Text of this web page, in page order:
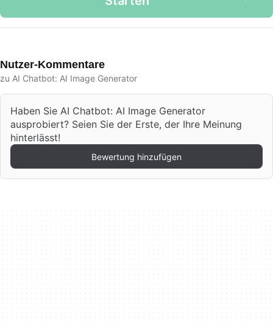
Nutzer-Kommentare
zu AI Chatbot: AI Image Generator
Haben Sie AI Chatbot: AI Image Generator
ausprobiert? Seien Sie der Erste, der Ihre Meinung
hinterlässt!
Bewertung hinzufügen